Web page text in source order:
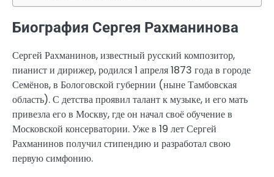
Биография Сергея Рахманинова
Сергей Рахманинов, известный русский композитор,
пианист и дирижер, родился 1 апреля 1873 года в городе
Семёнов, в Бологовской губернии (ныне Тамбовская
область). С детства проявил талант к музыке, и его мать
привезла его в Москву, где он начал своё обучение в
Московской консерватории. Уже в 19 лет Сергей
Рахманинов получил стипендию и разработал свою
первую симфонию.